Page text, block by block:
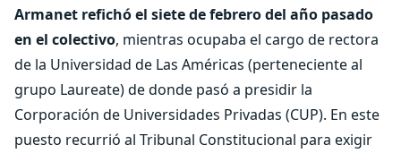
Armanet refichó el siete de febrero del año pasado
en el colectivo, mientras ocupaba el cargo de rectora
de la Universidad de Las Américas (perteneciente al
grupo Laureate) de donde pasó a presidir la
Corporación de Universidades Privadas (CUP). En este
puesto recurrió al Tribunal Constitucional para exigir